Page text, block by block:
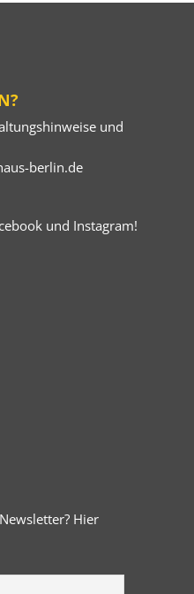
und
berlin.de
und Instagram!
Hier